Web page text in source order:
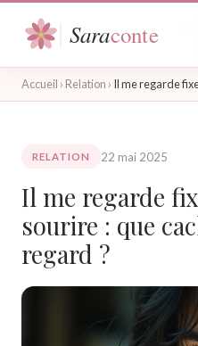
Accueil › Relation › Il me regarde
RELATION 22 mai 2025
Il me regarde
sourire : que
regard ?